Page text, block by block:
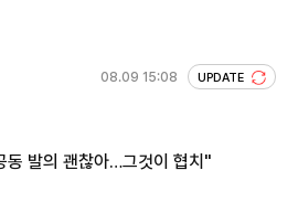
08.09 15:08 UPDATE
발의 괜찮아…그것이 협치"